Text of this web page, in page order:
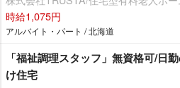
時給1,075円
アルバイト・パート / 北海道
「福祉調理スタッフ」無資格可/日
け住宅